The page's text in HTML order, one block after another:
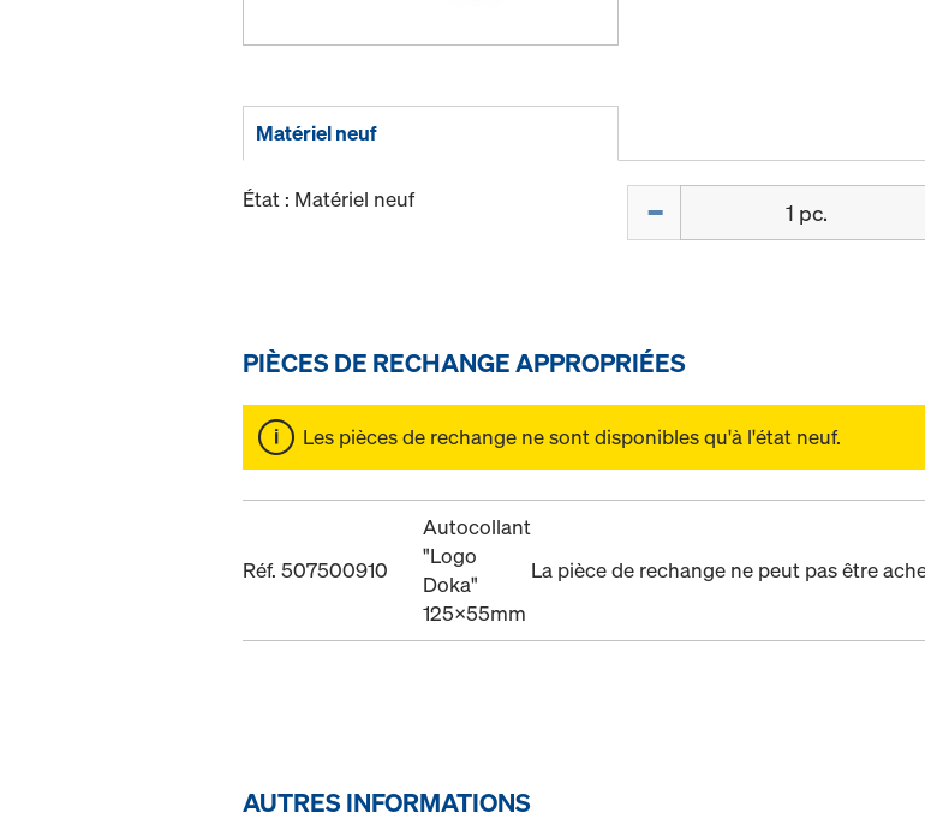
Matériel neuf
État : Matériel neuf
PIÈCES DE RECHANGE APPROPRIÉES
Les pièces de rechange ne sont disponibles qu'à l'état neuf.
Réf. 507500910
Autocollant
"Logo
Doka"
125x55mm
La pièce de rechange ne peut pas être
AUTRES INFORMATIONS